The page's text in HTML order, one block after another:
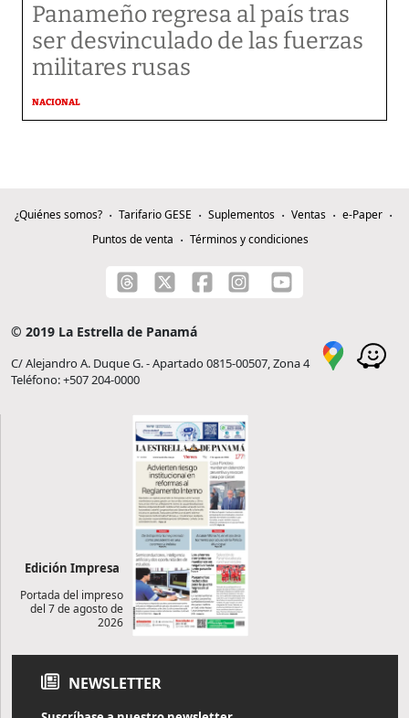
Panameño regresa al país tras
ser desvinculado de las fuerzas
militares rusas
NACIONAL
¿Quiénes somos? Tarifario GESE Suplementos Ventas
e-Paper
Puntos de venta
Términos y condiciones
© 2019 La Estrella de Panamá
C/ Alejandro A. Duque G. - Apartado 0815-00507, Zona 4
Teléfono: +507 204-0000
Edición Impresa
Portada del impreso
del 7 de agosto de
2026
NEWSLETTER